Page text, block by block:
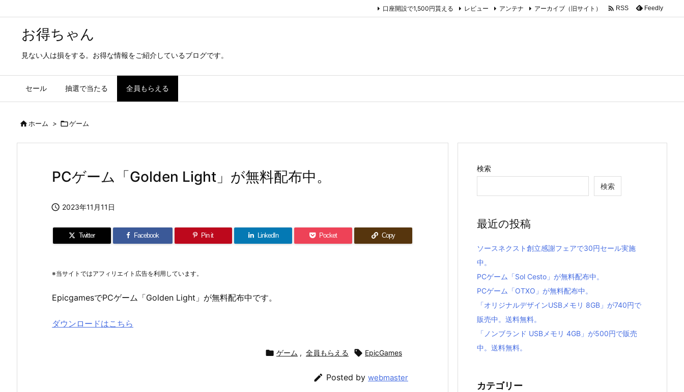
お得ちゃん
見ない人は損をする。お得な情報をご紹介しているブログです。
セール 抽選で当たる 全員もらえる
口座開設で1,500円貰える レビュー アンテナ アーカイブ（旧サイト）  RSS Feedly
ホーム > ゲーム
PCゲーム「Golden Light」が無料配布中。
 2023年11月11日
Twitter Facebook Pin it LinkedIn Pocket Copy
※当サイトではアフィリエイト広告を利用しています。
EpicgamesでPCゲーム「Golden Light」が無料配布中です。
ダウンロードはこちら
 ゲーム , 全員もらえる  EpicGames
 Posted by webmaster
検索
検索
最近の投稿
ソースネクスト創立感謝フェアで30円セール実施
中。
PCゲーム「Sol Cesto」が無料配布中。
PCゲーム「OTXO」が無料配布中。
「オリジナルデザインUSBメモリ 8GB」が740円で
販売中。送料無料。
「ノンブランド USBメモリ 4GB」が500円で販売
中。送料無料。
カテゴリー